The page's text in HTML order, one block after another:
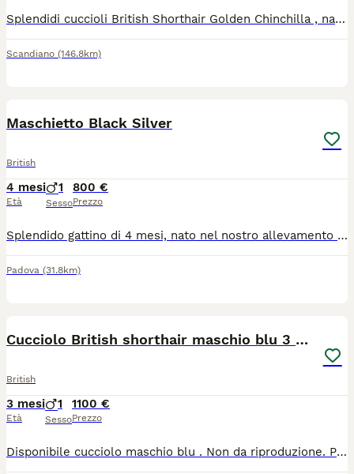
Splendidi cuccioli British Shorthair Golden Chinchilla , nati il 1.06.26 , pronti per andare in una nuova famiglia i primi di settembre. I gattini crescono in un ambiente familiare, sono abituati alla lettiera, tira graffi e godono di ottima salute. Verranno ceduti muniti di : -Libretto sanitario. -Ciclo di sverminazione completato. -Primi vaccini effettuati. -Certificato medico veterinario di buona salute. -Pedigree ufficiale ENFI -Con i microchip inseriti I genitori sono esenti da patologie genetiche , possiedono pedigree d’eccellenza , occhi verdi e sono testati negativi alle principali patologie della razza (PKD, HCM FIV/FeLV),con la posizione riproduttiva ENFI. Gattini disponibili: 1.Gattino British Shorthair N12. Mantello Black Golden Shell (chinchilla) chiarissimo e luminoso, identico ai genitori. 2.Gattina British Shorthair N.12. Mantello Black Golden Shell( chinchilla) dalle caratteristiche morfologiche eccellenti. I cuccioli sono disponibili sia come animale domestico di compagnia , sia da riproduzione.
Scandiano (146.8km)
Maschietto Black Silver
British
4 mesi
Età
1
Sesso
800 €
Prezzo
Splendido gattino di 4 mesi, nato nel nostro allevamento con affisso, cresciuto in ambiente familiare con amore, cura e attenzione alla socializzazione. Il cucciolo viene ceduto con: • Pedigree. • Libretto sanitario. • Due vaccinazioni già effettuate. • Sverminazione eseguita. • Abituato alla lettiera e al tiragraffi. Gattino dolce, affettuoso e giocherellone, in ottima salute e pronto per entrare nella sua nuova famiglia. Nelle foto sono presenti anche mamma e papà, per mostrare le caratteristiche e la tipicità della linea di allevamento. Per maggiori informazioni, altre foto e prezzo, contattatemi.
Padova (31.8km)
Cucciolo British shorthair maschio blu 3 mesi
British
3 mesi
Età
1
Sesso
1100 €
Prezzo
Disponibile cucciolo maschio blu . Non da riproduzione. Pedigree fife, vaccini, microchip, test fiv/felv/hcm/pkd . Sverminato e controllato dal veterinario